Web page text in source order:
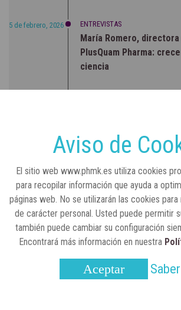
5 de febrero, 2026 ENTREVISTAS
María Romero,
PlusQuam Pharma:
ciencia
Lilly impulsa "Razones
visibilizar la obesidad
25 de marzo, 2023 ENTRE BASTIDORES
Real Academia Nacional
la sociedad actual
Aviso de
El sitio web www.phmk.es utiliza cookies
para recopilar información que ayuda a
páginas web. No se utilizarán las cookies
de carácter personal. Usted puede permitir
también puede cambiar su configuración
Encontrará más información en nuestra
Aceptar